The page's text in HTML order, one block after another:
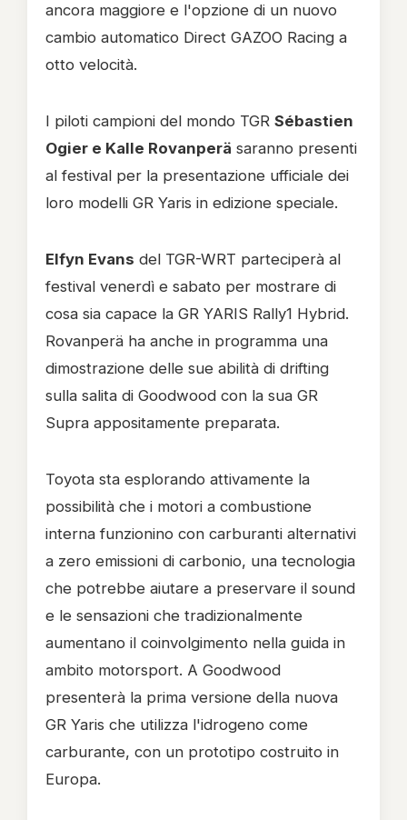
ancora maggiore e l'opzione di un nuovo
cambio automatico Direct GAZOO Racing a
otto velocità.
I piloti campioni del mondo TGR Sébastien
Ogier e Kalle Rovanperä saranno presenti
al festival per la presentazione ufficiale dei
loro modelli GR Yaris in edizione speciale.
Elfyn Evans del TGR-WRT parteciperà al
festival venerdì e sabato per mostrare di
cosa sia capace la GR YARIS Rally1 Hybrid.
Rovanperä ha anche in programma una
dimostrazione delle sue abilità di drifting
sulla salita di Goodwood con la sua GR
Supra appositamente preparata.
Toyota sta esplorando attivamente la
possibilità che i motori a combustione
interna funzionino con carburanti alternativi
a zero emissioni di carbonio, una tecnologia
che potrebbe aiutare a preservare il sound
e le sensazioni che tradizionalmente
aumentano il coinvolgimento nella guida in
ambito motorsport. A Goodwood
presenterà la prima versione della nuova
GR Yaris che utilizza l'idrogeno come
carburante, con un prototipo costruito in
Europa.